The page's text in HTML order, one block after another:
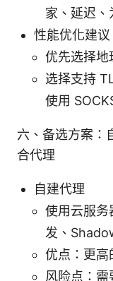
家、延迟、
性能优化建议
优先选择地
选择支持
使用
六、备选方案：
合代理
自建代理
使用云服务
发、
优点：更高
风险点：需